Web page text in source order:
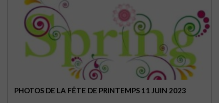
PHOTOS DE LA FÊTE DE PRINTEMPS 11 JUIN 2023